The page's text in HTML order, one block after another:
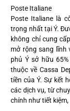
Poste Italiane
Poste Italiane là
trọng nhất tại Ý.
không chỉ cung
mở rộng sang lĩnh
phủ Ý sở hữu
thuộc về Cassa
tiền của Ý. Sự kết
các dịch vụ, từ
chính như tiết